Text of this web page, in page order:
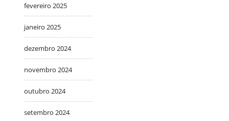
fevereiro 2025
janeiro 2025
dezembro 2024
novembro 2024
outubro 2024
setembro 2024